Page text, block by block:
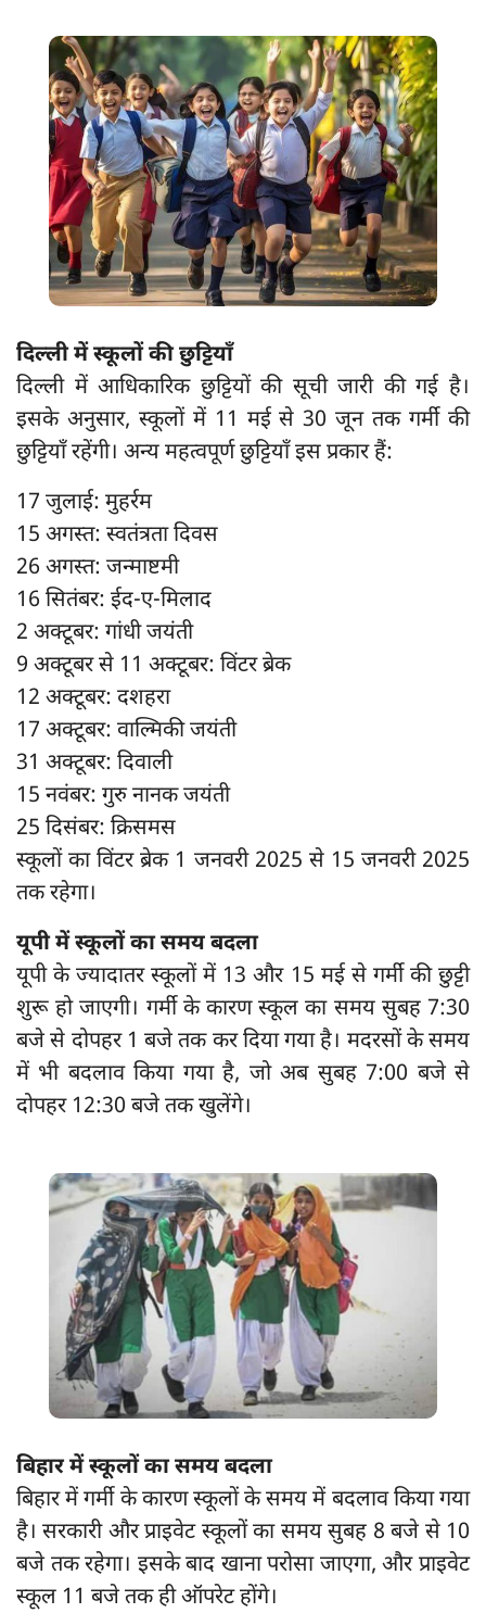
दिल्ली में स्कूलों की छुट्टियाँ
दिल्ली में आधिकारिक छुट्टियों की सूची जारी की गई है।
इसके अनुसार, स्कूलों में 11 मई से 30 जून तक गर्मी की
छुट्टियाँ रहेंगी। अन्य महत्वपूर्ण छुट्टियाँ इस प्रकार हैं:
17 जुलाई: मुहर्रम
15 अगस्त: स्वतंत्रता दिवस
26 अगस्त: जन्माष्टमी
16 सितंबर: ईद-ए-मिलाद
2 अक्टूबर: गांधी जयंती
9 अक्टूबर से 11 अक्टूबर: विंटर ब्रेक
12 अक्टूबर: दशहरा
17 अक्टूबर: वाल्मिकी जयंती
31 अक्टूबर: दिवाली
15 नवंबर: गुरु नानक जयंती
25 दिसंबर: क्रिसमस
स्कूलों का विंटर ब्रेक 1 जनवरी 2025 से 15 जनवरी 2025
तक रहेगा।
यूपी में स्कूलों का समय बदला
यूपी के ज्यादातर स्कूलों में 13 और 15 मई से गर्मी की छुट्टी
शुरू हो जाएगी। गर्मी के कारण स्कूल का समय सुबह 7:30
बजे से दोपहर 1 बजे तक कर दिया गया है। मदरसों के समय
में भी बदलाव किया गया है, जो अब सुबह 7:00 बजे से
दोपहर 12:30 बजे तक खुलेंगे।
बिहार में स्कूलों का समय बदला
बिहार में गर्मी के कारण स्कूलों के समय में बदलाव किया गया
है। सरकारी और प्राइवेट स्कूलों का समय सुबह 8 बजे से 10
बजे तक रहेगा। इसके बाद खाना परोसा जाएगा, और प्राइवेट
स्कूल 11 बजे तक ही ऑपरेट होंगे।